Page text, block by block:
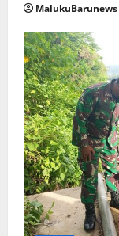
MalukuBarunews